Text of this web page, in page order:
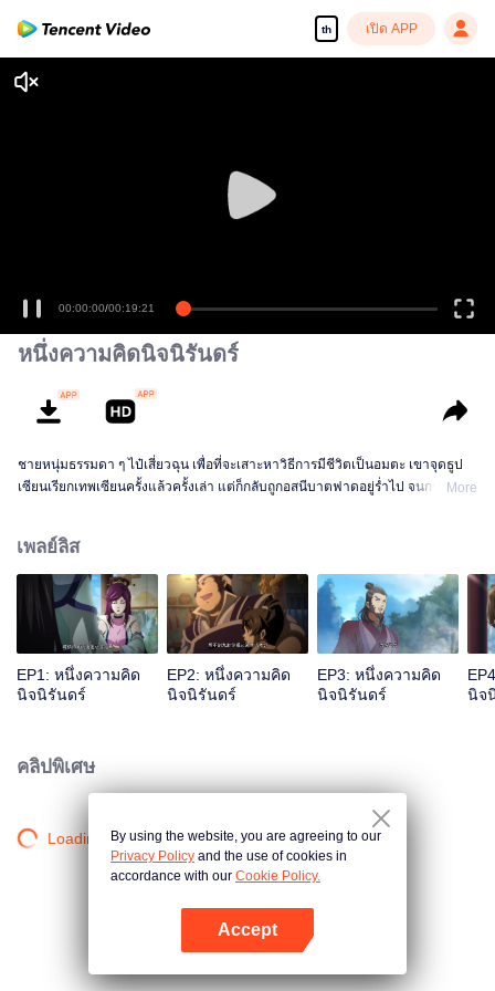
th เปิด APP
00:00:00/00:19:21
หนึ่งความคิดนิจนิรันดร์
ชายหนุ่มธรรมดา ๆ ไป๋เสี่ยวฉุน เพื่อที่จะเสาะหาวิธีการมีชีวิตเป็นอมตะ เขาจุดธูป
เซียนเรียกเทพเซียนครั้งแล้วครั้งเล่า แต่ก็กลับถูกอสนีบาตฟาดอยู่ร่ำไป จนกระทั่งMore
เพลย์ลิส
EP1: หนึ่งความคิด
นิจนิรันดร์
EP2: หนึ่งความคิด
นิจนิรันดร์
EP3: หนึ่งความคิด
นิจนิรันดร์
นิจ
คลิปพิเศษ
Loading…By using the website, you are agreeing to our
Privacy Policy and the use of cookies in
accordance with our Cookie Policy.
Accept